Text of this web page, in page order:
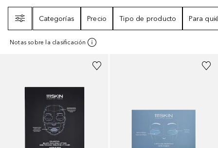
Categorías
Precio Tipo de producto Para
Notas sobre la clasificación